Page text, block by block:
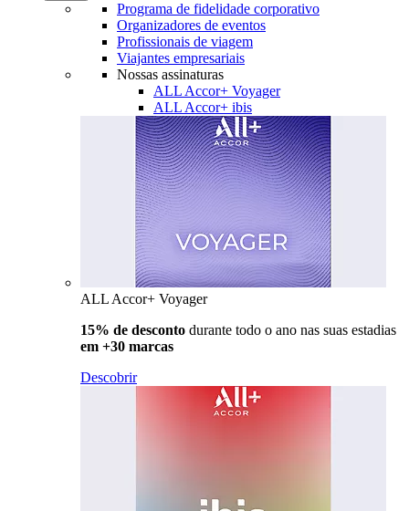
Programa de fidelidade corporativo
Organizadores de eventos
Profissionais de viagem
Viajantes empresariais
Nossas assinaturas
ALL Accor+ Voyager
ALL Accor+ ibis
ALL Accor+ Voyager
15% de desconto durante todo o ano nas suas estadias
em +30 marcas
Descobrir